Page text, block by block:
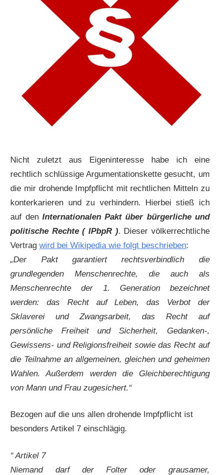
Nicht zuletzt aus Eigeninteresse habe ich eine
rechtlich schlüssige Argumentationskette gesucht, um
die mir drohende Impfpflicht mit rechtlichen Mitteln zu
konterkarieren und zu verhindern. Hierbei stieß ich
auf den Internationalen Pakt über bürgerliche und
politische Rechte ( IPbpR ). Dieser völkerrechtliche
Vertragwird bei Wikipedia wie folgt beschrieben:
„Der Pakt garantiert rechtsverbindlich die
grundlegenden Menschenrechte, die auch als
Menschenrechte der 1. Generation bezeichnet
werden: das Recht auf Leben, das Verbot der
Sklaverei und Zwangsarbeit, das Recht auf
persönliche Freiheit und Sicherheit, Gedanken-,
Gewissens- und Religionsfreiheit sowie das Recht auf
die Teilnahme an allgemeinen, gleichen und geheimen
Wahlen. Außerdem werden die Gleichberechtigung
von Mann und Frau zugesichert.“
Bezogen auf die uns allen drohende Impfpflicht ist
besonders Artikel 7 einschlägig.
“ Artikel 7
Niemand darf der Folter oder grausamer,